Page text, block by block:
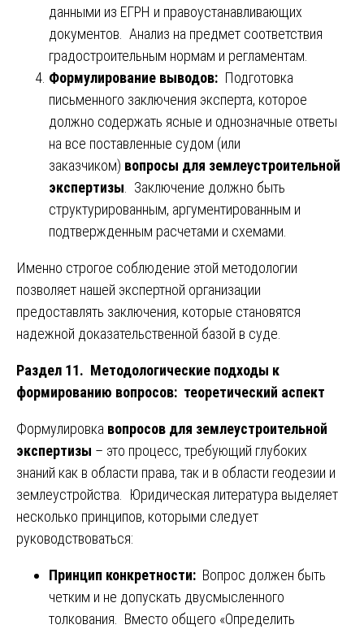
данными из ЕГРН и правоустанавливающих
документов. Анализ на предмет соответствия
градостроительным нормам и регламентам.
Формулирование выводов: Подготовка
письменного заключения эксперта, которое
должно содержать ясные и однозначные ответы
на все поставленные судом (или
заказчиком) вопросы для землеустроительной
экспертизы. Заключение должно быть
структурированным, аргументированным и
подтвержденным расчетами и схемами.
Именно строгое соблюдение этой методологии
позволяет нашей экспертной организации
предоставлять заключения, которые становятся
надежной доказательственной базой в суде.
Раздел 11. Методологические подходы к
формированию вопросов: теоретический аспект
Формулировка вопросов для землеустроительной
экспертизы – это процесс, требующий глубоких
знаний как в области права, так и в области геодезии и
землеустройства. Юридическая литература выделяет
несколько принципов, которыми следует
руководствоваться:
Принцип конкретности: Вопрос должен быть
четким и не допускать двусмысленного
толкования. Вместо общего «Определить